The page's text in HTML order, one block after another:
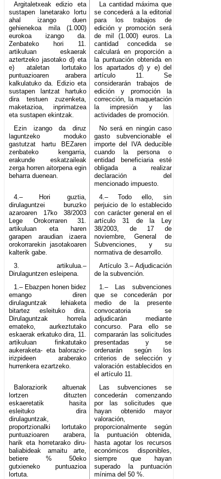
Argitaletxeak edizio eta
sustapen lanetarako lortu
ahal izango duen
gehienekoa mila (1.000)
eurokoa izango da.
Zenbateko hori 11.
artikuluan eskaerak
aztertzeko jasotako d) eta
e) ataletan lortutako
puntuazioaren arabera
kalkulatuko da. Edizio eta
sustapen lantzat hartuko
dira testuen zuzenketa,
maketazioa, inprimatzea
eta sustapen ekintzak.
La cantidad máxima que
se concederá a la editorial
para los trabajos de
edición y promoción será
de mil (1.000) euros. La
cantidad concedida se
calculará en proporción a
la puntuación obtenida en
los apartados d) y e) del
artículo 11. Se
considerarán trabajos de
edición y promoción la
corrección, la maquetación
la impresión y las
actividades de promoción.
Ezin izango da diruz
laguntzeko moduko
gastutzat hartu BEZaren
zenbateko kengarria,
erakunde eskatzaileak
zerga horren aitorpena egin
beharra duenean.
No será en ningún caso
gasto subvencionable el
importe del IVA deducible
cuando la persona o
entidad beneficiaria esté
obligada a realizar
declaración del
mencionado impuesto.
4.– Hori guztia,
dirulaguntzei buruzko
azaroaren 17ko 38/2003
Lege Orokorraren 31.
artikuluan eta haren
garapen araudian izaera
orokorrarekin jasotakoaren
kalterik gabe.
4.– Todo ello, sin
perjuicio de lo establecido
con carácter general en el
artículo 31 de la Ley
38/2003, de 17 de
noviembre, General de
Subvenciones, y su
normativa de desarrollo.
3. artikulua.–
Dirulaguntzen esleipena.
Artículo 3.– Adjudicación
de la subvención.
1.– Ebazpen honen bidez
emango diren
dirulaguntzak lehiaketa
bitartez esleituko dira.
Dirulaguntzak horrela
emateko, aurkeztutako
eskaerak erkatuko dira, 11.
artikuluan finkatutako
aukeraketa- eta balorazio-
irizpideen araberako
hurrenkera ezartzeko.
1.– Las subvenciones
que se concederán por
medio de la presente
convocatoria se
adjudicarán mediante
concurso. Para ello se
compararán las solicitudes
presentadas y se
ordenarán según los
criterios de selección y
valoración establecidos en
el artículo 11.
Baloraziorik altuenak
lortzen dituzten
eskaeretatik hasita
esleituko dira
dirulaguntzak,
proportzionalki lortutako
puntuazioaren arabera,
harik eta horretarako diru-
baliabideak amaitu arte,
betiere % 50eko
gutxieneko puntuazioa
lortuta.
Las subvenciones se
concederán comenzando
por las solicitudes que
hayan obtenido mayor
valoración,
proporcionalmente según
la puntuación obtenida,
hasta agotar los recursos
económicos disponibles,
siempre que hayan
superado la puntuación
mínima del 50 %.